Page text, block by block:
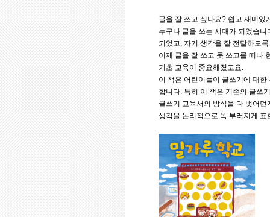
글을 잘 쓰고 싶나요? 쉽고 재미있
누구나 글을 쓰는 시대가 되었습
되었고, 자기 생각을 잘 전달하도
이제 글을 잘 쓰고 못 쓰고를 떠나
기초 교육이 중요해졌고요.
이 책은 어린이들이 글쓰기에 대
합니다. 특히 이 책은 기존의 글쓰
글쓰기 교육서의 방식을 다 벗어
생각을 논리적으로 똑 부러지게